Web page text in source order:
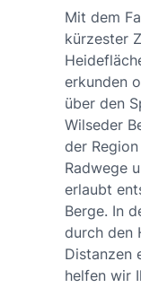
Mit dem
kürzester
erkunden
über den
Wilseder
der
Radwege
erlaubt
Berge. In
durch den
Distanzen
helfen wir